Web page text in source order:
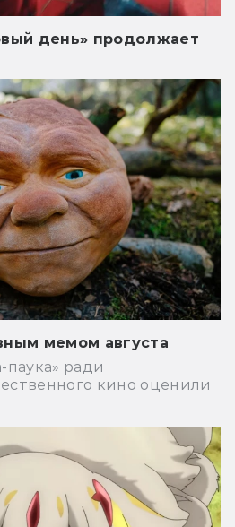
день» продолжает
мемом августа
паука» ради
кино оценили